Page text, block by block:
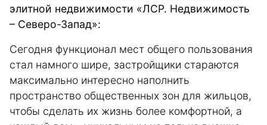
элитной недвижимости «ЛСР. Недвижимость
– Северо-Запад»:
Сегодня функционал мест общего пользования
стал намного шире, застройщики стараются
максимально интересно наполнить
пространство общественных зон для жильцов,
чтобы сделать их жизнь более комфортной, а